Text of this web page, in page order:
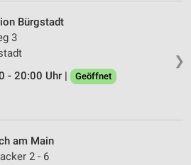
❯
Bürgstadt
3
- 20:00 Uhr |
Geöffnet
am Main
2 - 6